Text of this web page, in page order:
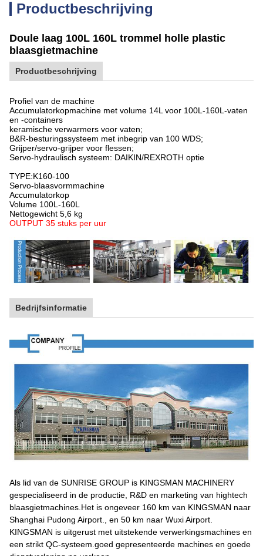
Productbeschrijving
Doule laag 100L 160L trommel holle plastic
blaasgietmachine
Productbeschrijving
Profiel van de machine
Accumulatorkopmachine met volume 14L voor 100L-160L-vaten
en -containers
keramische verwarmers voor vaten;
B&R-besturingssysteem met inbegrip van 100 WDS;
Grijper/servo-grijper voor flessen;
Servo-hydraulisch systeem: DAIKIN/REXROTH optie
TYPE:K160-100
Servo-blaasvormmachine
Accumulatorkop
Volume 100L-160L
Nettogewicht 5,6 kg
OUTPUT 35 stuks per uur
Bedrijfsinformatie
Als lid van de SUNRISE GROUP is KINGSMAN MACHINERY
gespecialiseerd in de productie, R&D en marketing van hightech
blaasgietmachines.Het is ongeveer 160 km van KINGSMAN naar
Shanghai Pudong Airport., en 50 km naar Wuxi Airport.
KINGSMAN is uitgerust met uitstekende verwerkingsmachines en
een strikt QC-systeem.goed gepresenteerde machines en goede